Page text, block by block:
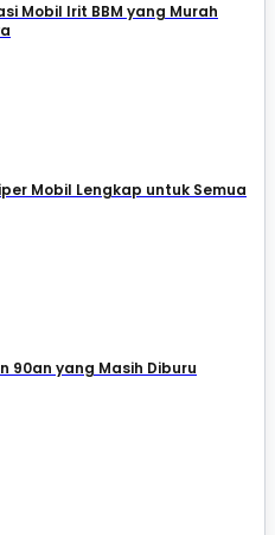
Mobil Irit BBM yang Murah
Mobil Lengkap untuk Semua
90an yang Masih Diburu